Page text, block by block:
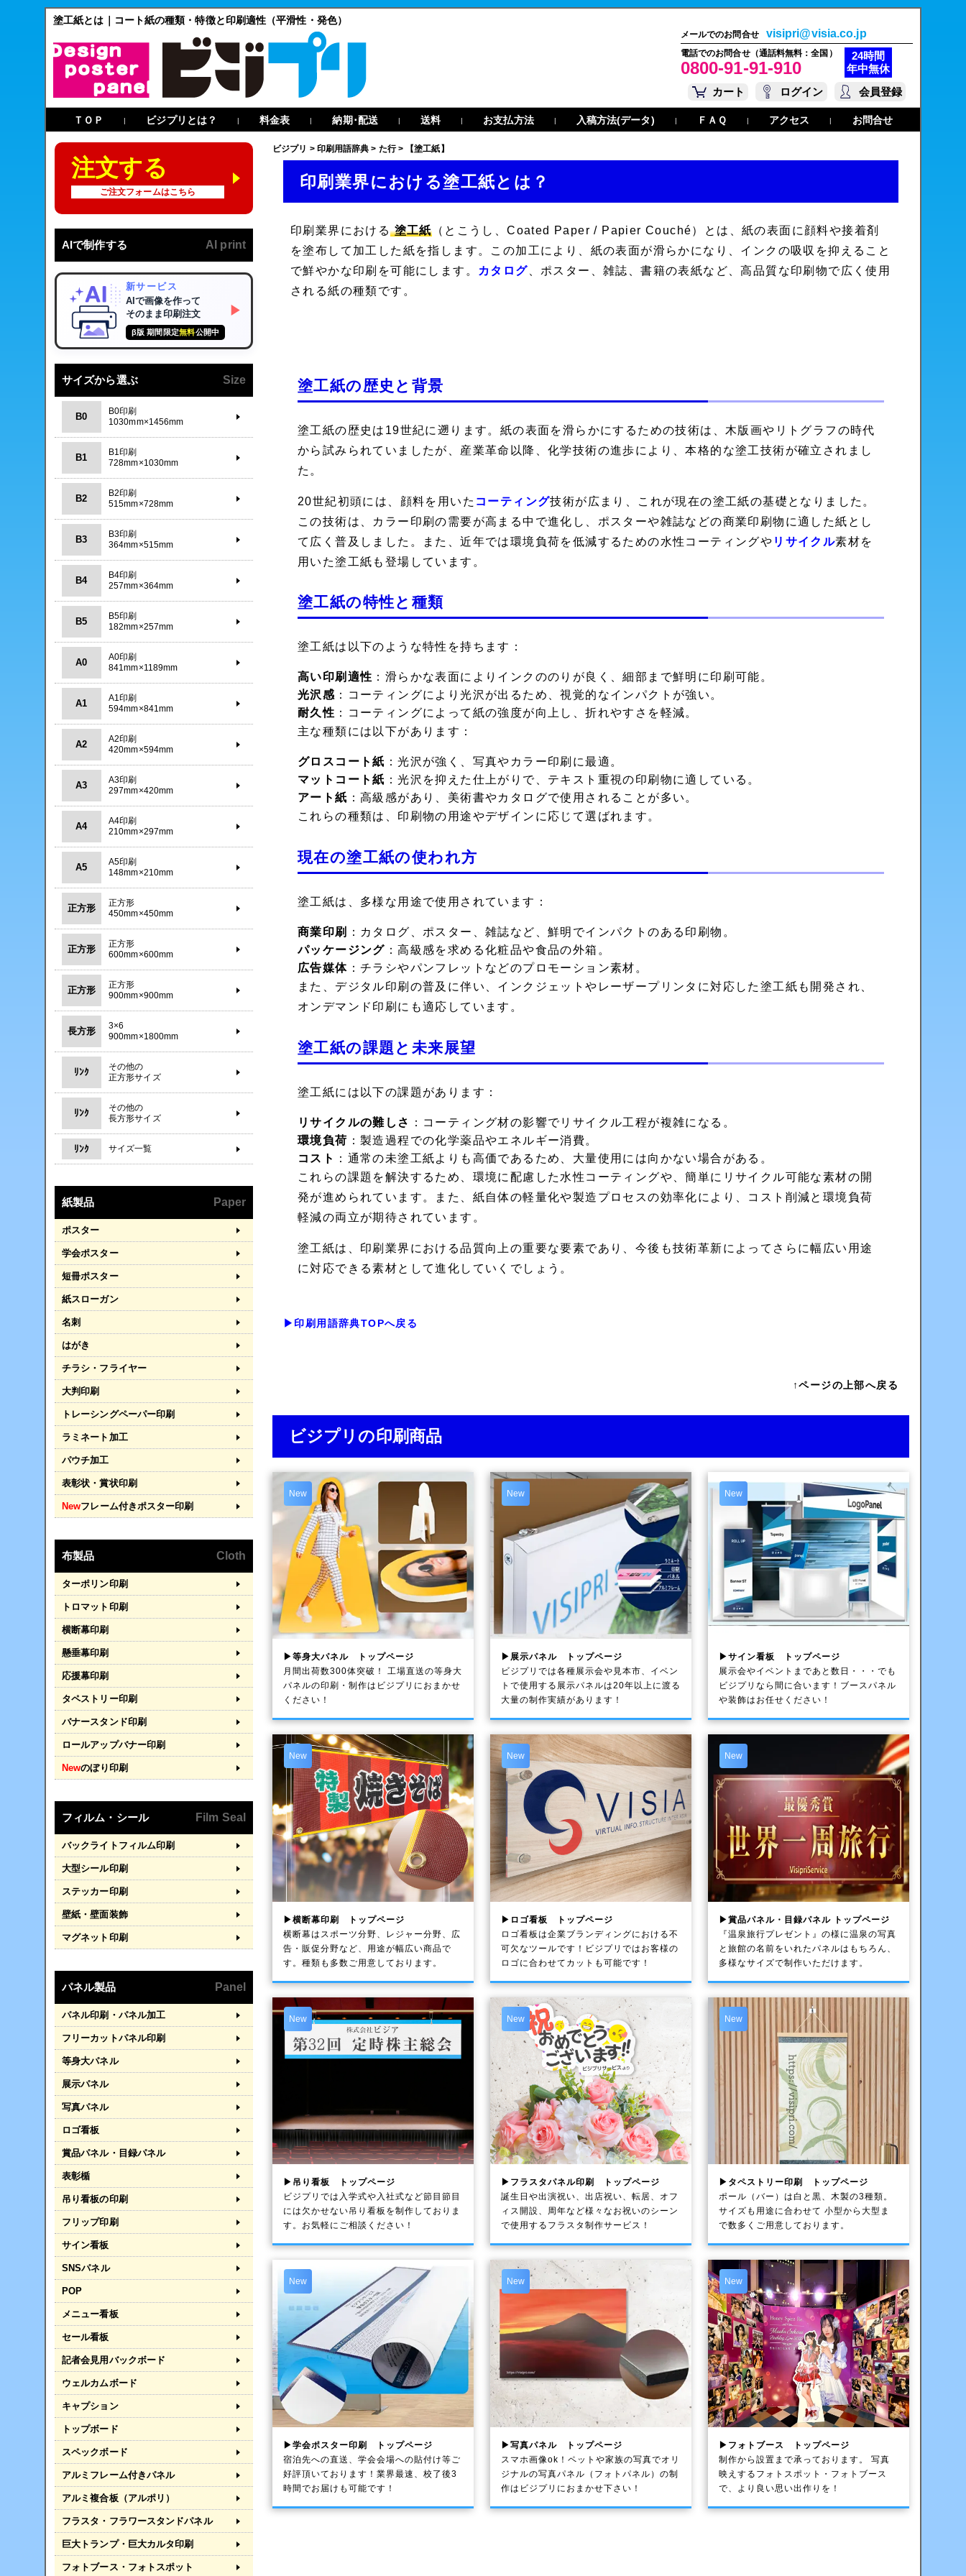
塗工紙とは｜コート紙の種類・特徴と印刷適性（平滑性・発色）
メールでのお問合せ visipri@visia.co.jp
電話でのお問合せ（通話料無料：全国）
0800-91-91-910
24時間
年中無休
カート
ログイン 会員登録
ＴＯＰ | ビジプリとは？ | 料金表 | 納期･配送 | 送料 | お支払方法 | 入稿方法(データ) | ＦＡＱ | アクセス | お問合せ
ビジプリ > 印刷用語辞典 > た行> 【塗工紙】
印刷業界における塗工紙とは？
印刷業界における塗工紙（とこうし、Coated Paper / Papier Couché）とは、紙の表面に顔料や接着剤
を塗布して加工した紙を指します。この加工により、紙の表面が滑らかになり、インクの吸収を抑えること
で鮮やかな印刷を可能にします。
カタログ 、ポスター、雑誌、書籍の表紙など、高品質な印刷物で広く使用
される紙の種類です。
塗工紙の歴史と背景
塗工紙の歴史は19世紀に遡ります。紙の表面を滑らかにするための技術は、木版画やリトグラフの時代
から試みられていましたが、産業革命以降、化学技術の進歩により、本格的な塗工技術が確立されまし
た。
20世紀初頭には、顔料を用いた コーティング技術が広まり、これが現在の塗工紙の基礎となりました。
この技術は、カラー印刷の需要が高まる中で進化し、ポスターや雑誌などの商業印刷物に適した紙とし
て広く普及しました。また、近年では環境負荷を低減するための水性コーティングや リサイクル素材を
用いた塗工紙も登場しています。
塗工紙の特性と種類
塗工紙は以下のような特性を持ちます：
高い印刷適性 ：滑らかな表面によりインクののりが良く、細部まで鮮明に印刷可能。
光沢感 ：コーティングにより光沢が出るため、視覚的なインパクトが強い。
耐久性 ：コーティングによって紙の強度が向上し、折れやすさを軽減。
主な種類には以下があります：
グロスコート紙 ：光沢が強く、写真やカラー印刷に最適。
マットコート紙 ：光沢を抑えた仕上がりで、テキスト重視の印刷物に適している。
アート紙 ：高級感があり、美術書やカタログで使用されることが多い。
これらの種類は、印刷物の用途やデザインに応じて選ばれます。
現在の塗工紙の使われ方
塗工紙は、多様な用途で使用されています：
商業印刷
：カタログ、ポスター、雑誌など、鮮明でインパクトのある印刷物。
パッケージング ：高級感を求める化粧品や食品の外箱。
広告媒体 ：チラシやパンフレットなどのプロモーション素材。
また、デジタル印刷の普及に伴い、インクジェットやレーザープリンタに対応した塗工紙も開発され、
オンデマンド印刷にも適応しています。
塗工紙の課題と未来展望
塗工紙には以下の課題があります：
リサイクルの難しさ
：コーティング材の影響でリサイクル工程が複雑になる。
環境負荷 ：製造過程での化学薬品やエネルギー消費。
コスト
：通常の未塗工紙よりも高価であるため、大量使用には向かない場合がある。
これらの課題を解決するため、環境に配慮した水性コーティングや、簡単にリサイクル可能な素材の開
発が進められています。また、紙自体の軽量化や製造プロセスの効率化により、コスト削減と環境負荷
軽減の両立が期待されています。
塗工紙は、印刷業界における品質向上の重要な要素であり、今後も技術革新によってさらに幅広い用途
に対応できる素材として進化していくでしょう。
▶印刷用語辞典TOPへ戻る
↑ページの上部へ戻る
ビジプリの印刷商品
New
▶等身大パネル トップページ
月間出荷数300体突破！ 工場直送の等身大
パネルの印刷・制作は ビジプリ におまかせ
ください！
New
▶展示パネル トップページ
ビジプリでは各種展示会や見本市、イベン
トで使用する展示パネルは20年以上に渡る
大量の制作実績があります！
New
▶サイン看板 トップページ
展示会やイベントまであと数日・・・でも
ビジプリなら間に合います！ブースパネル
や装飾はお任せください！
New
▶横断幕印刷 トップページ
横断幕はスポーツ分野、レジャー分野、広
告・販促分野など、用途が幅広い商品で
す。種類も多数ご用意しております。
New
▶ロゴ看板 トップページ
ロゴ看板は企業ブランディングにおける不
可欠なツールです！ビジプリではお客様の
ロゴに合わせてカットも可能です！
New
▶賞品パネル・目録パネル トップページ
『温泉旅行プレゼント』の様に温泉の写真
と旅館の名前をいれたパネルはもちろん、
多様なサイズで制作いただけます。
New
▶吊り看板 トップページ
ビジプリでは入学式や入社式など節目節目
には欠かせない吊り看板を制作しておりま
す。お気軽にご相談ください！
New
▶フラスタパネル印刷 トップページ
誕生日や出演祝い、出店祝い、転居、オフ
ィス開設、周年など様々なお祝いのシーン
で使用するフラスタ制作サービス！
New
▶タペストリー印刷 トップページ
ポール（バー）は白と黒、木製の3種類。
サイズも用途に合わせて 小型から大型ま
で数多くご用意しております。
New
▶学会ポスター印刷 トップページ
宿泊先への直送、学会会場への貼付け等ご
好評頂いております！業界最速、校了後3
時間でお届けも可能です！
New
▶写真パネル トップページ
スマホ画像ok！ペットや家族の写真でオリ
ジナルの写真パネル（フォトパネル）の制
作はビジプリにおまかせ下さい！
New
▶フォトブース トップページ
制作から設置まで承っております。 写真
映えするフォトスポット・フォトブース
で、より良い思い出作りを！
注文する
ご注文フォームはこちら
AIで制作する AI print
新サービス
AIで画像を作って
そのまま印刷注文
β版 期間限定無料公開中
▶
サイズから選ぶ Size
B0
B0印刷
1030mm×1456mm
B1
B1印刷
728mm×1030mm
B2
B2印刷
515mm×728mm
B3
B3印刷
364mm×515mm
B4
B4印刷
257mm×364mm
B5
B5印刷
182mm×257mm
A0
A0印刷
841mm×1189mm
A1
A1印刷
594mm×841mm
A2
A2印刷
420mm×594mm
A3
A3印刷
297mm×420mm
A4
A4印刷
210mm×297mm
A5
A5印刷
148mm×210mm
正方形
正方形
450mm×450mm
正方形
正方形
600mm×600mm
正方形
正方形
900mm×900mm
長方形
3×6
900mm×1800mm
ﾘﾝｸ
その他の
正方形サイズ
ﾘﾝｸ
その他の
長方形サイズ
ﾘﾝｸ サイズ一覧
紙製品 Paper
ポスター
学会ポスター
短冊ポスター
紙スローガン
名刺
はがき
チラシ・フライヤー
大判印刷
トレーシングペーパー印刷
ラミネート加工
パウチ加工
表彰状・賞状印刷
Newフレーム付きポスター印刷
布製品 Cloth
ターポリン印刷
トロマット印刷
横断幕印刷
懸垂幕印刷
応援幕印刷
タペストリー印刷
バナースタンド印刷
ロールアップバナー印刷
Newのぼり印刷
フィルム・シール Film Seal
バックライトフィルム印刷
大型シール印刷
ステッカー印刷
壁紙・壁面装飾
マグネット印刷
パネル製品 Panel
パネル印刷・パネル加工
フリーカットパネル印刷
等身大パネル
展示パネル
写真パネル
ロゴ看板
賞品パネル・目録パネル
表彰楯
吊り看板の印刷
フリップ印刷
サイン看板
SNSパネル
POP
メニュー看板
セール看板
記者会見用バックボード
ウェルカムボード
キャプション
トップボード
スペックボード
アルミフレーム付きパネル
アルミ複合板（アルポリ）
フラスタ・フラワースタンドパネル
巨大トランプ・巨大カルタ印刷
フォトブース・フォトスポット